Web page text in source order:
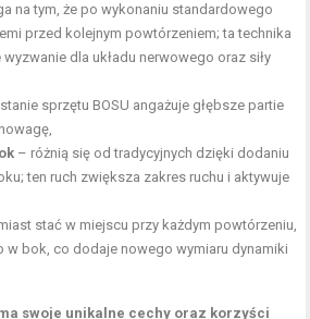
na tym, że po wykonaniu standardowego
przed kolejnym powtórzeniem; ta technika
dla układu nerwowego oraz siły
sprzętu BOSU angażuje głębsze partie
– różnią się od tradycyjnych dzięki dodaniu
ten ruch zwiększa zakres ruchu i aktywuje
stać w miejscu przy każdym powtórzeniu,
w bok, co dodaje nowego wymiaru dynamiki
swoje unikalne cechy oraz korzyści